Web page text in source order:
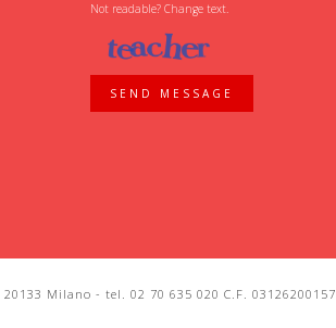
Not readable? Change text.
SEND MESSAGE
- 20133 Milano - tel. 02 70 635 020 C.F. 03126200157